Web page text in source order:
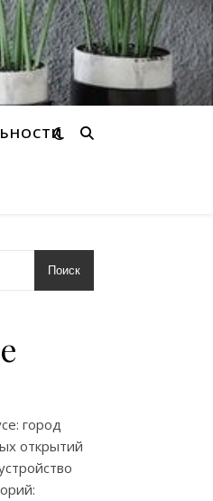
Поиск
город
открытий